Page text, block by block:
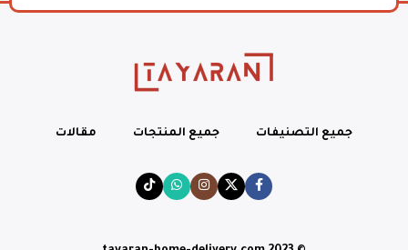
جميع التصنيفات جميع المنتجات مقالات